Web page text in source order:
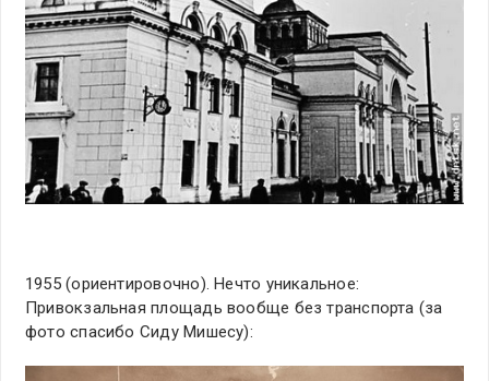
1955 (ориентировочно). Нечто уникальное:
Привокзальная площадь вообще без транспорта (за
фото спасибо Сиду Мишесу):